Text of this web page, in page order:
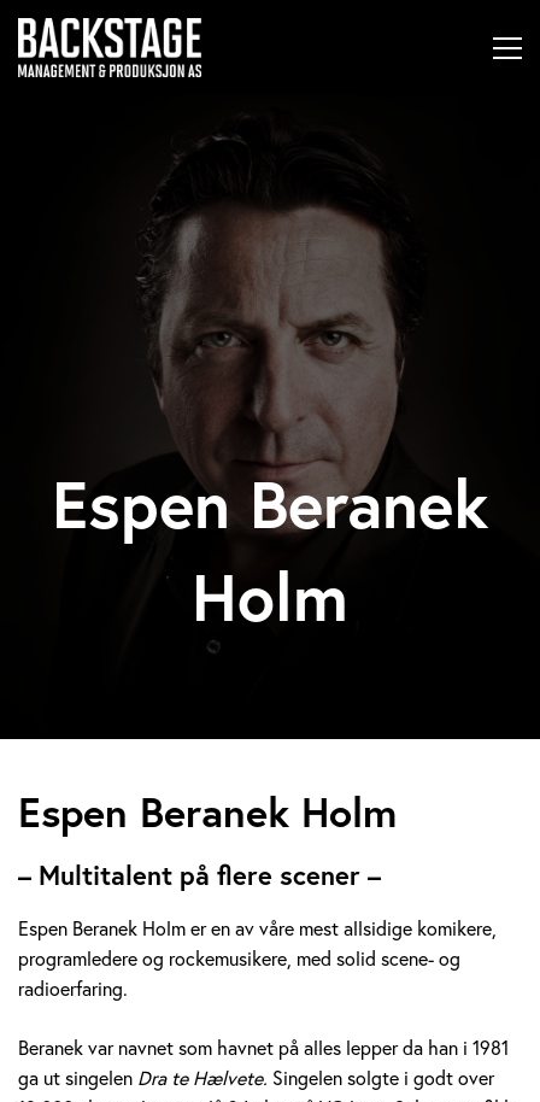
Espen Beranek
Holm
E
p
e
n
B
Espen Beranek Holm
– Multitalent på flere scener –
Espen Beranek Holm er en av våre mest allsidige komikere,
programledere og rockemusikere, med solid scene- og
radioerfaring.
Beranek var navnet som havnet på alles lepper da han i 1981
ga ut singelen Dra te Hælvete. Singelen solgte i godt over